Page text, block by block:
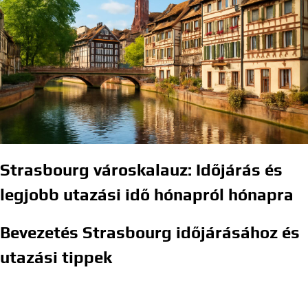
Strasbourg városkalauz: Időjárás és
legjobb utazási idő hónapról hónapra
Bevezetés Strasbourg időjárásához és
utazási tippek